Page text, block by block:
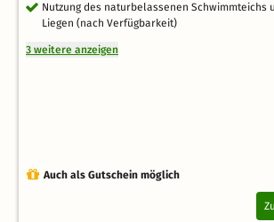
Nutzung des naturbelassenen Schwimmteichs
Liegen (nach Verfügbarkeit)
3 weitere anzeigen
Auch als Gutschein möglich